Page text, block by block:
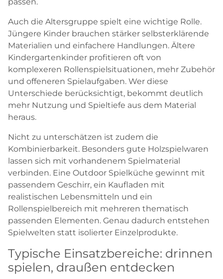
Auch die Altersgruppe spielt eine wichtige Rolle.
Jüngere Kinder brauchen stärker selbsterklärende
Materialien und einfachere Handlungen. Ältere
Kindergartenkinder profitieren oft von
komplexeren Rollenspielsituationen, mehr Zubehör
und offeneren Spielaufgaben. Wer diese
Unterschiede berücksichtigt, bekommt deutlich
mehr Nutzung und Spieltiefe aus dem Material
heraus.
Nicht zu unterschätzen ist zudem die
Kombinierbarkeit. Besonders gute Holzspielwaren
lassen sich mit vorhandenem Spielmaterial
verbinden. Eine Outdoor Spielküche gewinnt mit
passendem Geschirr, ein Kaufladen mit
realistischen Lebensmitteln und ein
Rollenspielbereich mit mehreren thematisch
passenden Elementen. Genau dadurch entstehen
Spielwelten statt isolierter Einzelprodukte.
Typische Einsatzbereiche: drinnen
spielen, draußen entdecken